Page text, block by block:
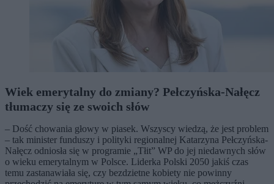
Wiek emerytalny do zmiany? Pełczyńska-Nałęcz
tłumaczy się ze swoich słów
– Dość chowania głowy w piasek. Wszyscy wiedzą, że jest problem
– tak minister funduszy i polityki regionalnej Katarzyna Pełczyńska-
Nałęcz odniosła się w programie „Tłit” WP do jej niedawnych słów
o wieku emerytalnym w Polsce. Liderka Polski 2050 jakiś czas
temu zastanawiała się, czy bezdzietne kobiety nie powinny